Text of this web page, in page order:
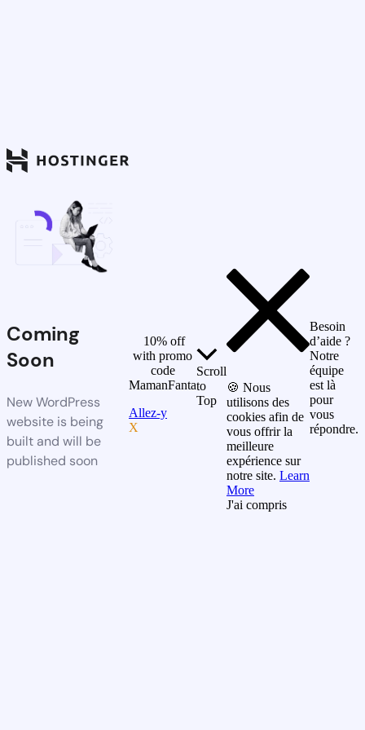
Coming
Soon
New WordPress
website is being
built and will be
published soon
10% off
with promo
code
MamanFanta
Allez-y
X
Scroll
to
Top
🍪 Nous
utilisons des
cookies afin de
vous offrir la
meilleure
expérience sur
notre site. Learn
More
J'ai compris
Besoin
d’aide ?
Notre
équipe
est là
pour
vous
répondre.